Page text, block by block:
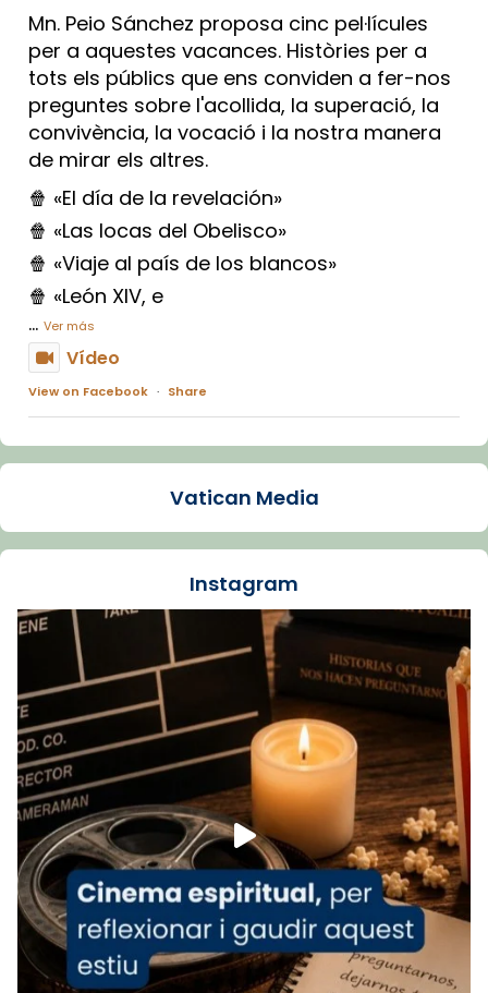
Mn. Peio Sánchez proposa cinc pel·lícules
per a aquestes vacances. Històries per a
tots els públics que ens conviden a fer-nos
preguntes sobre l'acollida, la superació, la
convivència, la vocació i la nostra manera
de mirar els altres.
🍿 «El día de la revelación»
🍿 «Las locas del Obelisco»
🍿 «Viaje al país de los blancos»
🍿 «León XIV, e
... Ver más
Vídeo
View on Facebook · Share
Arquebisbat de Barcelona
La Carmina va patir depressió. Fa gairebé
dos mesos, a l'Estadi Lluís Companys, la
Recupera l'entrevista comp
Vatican
tican News 👇
www.vaticannews.va/es/iglesia/news/2026-
07/carmina-historia-depresion-papa-viaje-
espana-testimoni...
Foto
View on Facebook · Share
Arquebisbat de Barcelona
2 weeks ago
«Avui les santes Juliana i Semproniana ens
ajuden a alçar la mirada»
Vatican Media
Instagram